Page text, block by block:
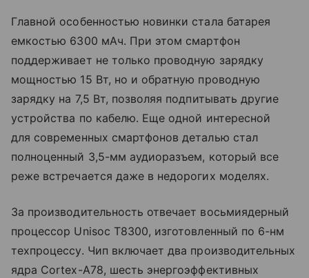
Главной особенностью новинки стала батарея
емкостью 6300 мАч. При этом смартфон
поддерживает не только проводную зарядку
мощностью 15 Вт, но и обратную проводную
зарядку на 7,5 Вт, позволяя подпитывать другие
устройства по кабелю. Еще одной интересной
для современных смартфонов деталью стал
полноценный 3,5-мм аудиоразъем, который все
реже встречается даже в недорогих моделях.
За производительность отвечает восьмиядерный
процессор Unisoc T8300, изготовленный по 6-нм
техпроцессу. Чип включает два производительных
ядра Cortex-A78, шесть энергоэффективных